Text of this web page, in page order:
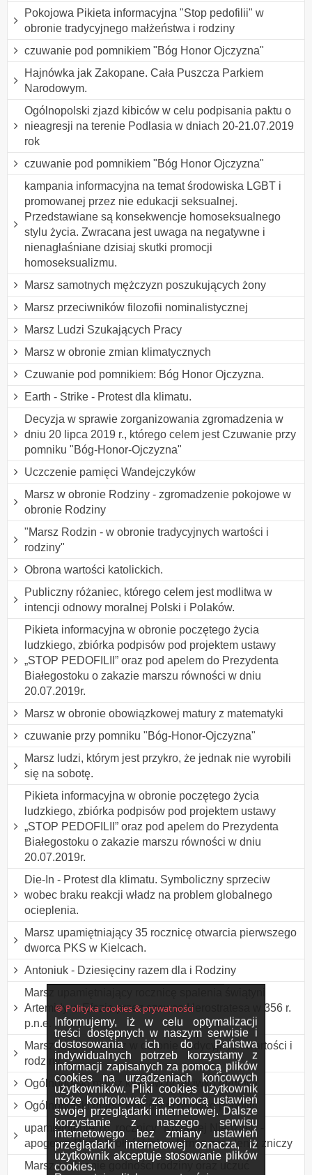
🍪 Polityka cookies & prywatności
Informujemy, iż w celu optymalizacji
treści dostępnych w naszym serwisie i
dostosowania ich do Państwa
indywidualnych potrzeb korzystamy z
informacji zapisanych za pomocą plików
cookies na urządzeniach końcowych
użytkowników. Pliki cookies użytkownik
może kontrolować za pomocą ustawień
swojej przeglądarki internetowej. Dalsze
korzystanie z naszego serwisu
internetowego bez zmiany ustawień
przeglądarki internetowej oznacza, iż
użytkownik akceptuje stosowanie plików
cookies.
Pokojowa Pikieta informacyjna "Stop pedofilii" w
obronie tradycyjnego małżeństwa i rodziny
czuwanie pod pomnikiem "Bóg Honor Ojczyzna"
Hajnówka jak Zakopane. Cała Puszcza Parkiem
Narodowym.
Ogólnopolski zjazd kibiców w celu podpisania paktu o
nieagresji na terenie Podlasia w dniach 20-21.07.2019
rok
czuwanie pod pomnikiem "Bóg Honor Ojczyzna"
kampania informacyjna na temat środowiska LGBT i
promowanej przez nie edukacji seksualnej.
Przedstawiane są konsekwencje homoseksualnego
stylu życia. Zwracana jest uwaga na negatywne i
nienagłaśniane dzisiaj skutki promocji
homoseksualizmu.
Marsz samotnych mężczyzn poszukujących żony
Marsz przeciwników filozofii nominalistycznej
Marsz Ludzi Szukających Pracy
Marsz w obronie zmian klimatycznych
Czuwanie pod pomnikiem: Bóg Honor Ojczyzna.
Earth - Strike - Protest dla klimatu.
Decyzja w sprawie zorganizowania zgromadzenia w
dniu 20 lipca 2019 r., którego celem jest Czuwanie przy
pomniku "Bóg-Honor-Ojczyzna"
Uczczenie pamięci Wandejczyków
Marsz w obronie Rodziny - zgromadzenie pokojowe w
obronie Rodziny
"Marsz Rodzin - w obronie tradycyjnych wartości i
rodziny"
Obrona wartości katolickich.
Publiczny różaniec, którego celem jest modlitwa w
intencji odnowy moralnej Polski i Polaków.
Pikieta informacyjna w obronie poczętego życia
ludzkiego, zbiórka podpisów pod projektem ustawy
„STOP PEDOFILII” oraz pod apelem do Prezydenta
Białegostoku o zakazie marszu równości w dniu
20.07.2019r.
Marsz w obronie obowiązkowej matury z matematyki
czuwanie przy pomniku "Bóg-Honor-Ojczyzna"
Marsz ludzi, którym jest przykro, że jednak nie wyrobili
się na sobotę.
Pikieta informacyjna w obronie poczętego życia
ludzkiego, zbiórka podpisów pod projektem ustawy
„STOP PEDOFILII” oraz pod apelem do Prezydenta
Białegostoku o zakazie marszu równości w dniu
20.07.2019r.
Die-In - Protest dla klimatu. Symboliczny sprzeciw
wobec braku reakcji władz na problem globalnego
ocieplenia.
Marsz upamiętniający 35 rocznicę otwarcia pierwszego
dworca PKS w Kielcach.
Antoniuk - Dziesięciny razem dla i Rodziny
Marsz upamiętniający rocznicę spalenia świątyni
Artemidy w Efezie przez szewca Herostratesa w 356 r.
p.n.e.
Marsz rodzin - marsz w obronie tradycyjnych wartości i
rodziny
Ogólnopolski marsz kibiców przeciwko pedofilii
Ogólnopolski marsz kibiców przeciwko pedofilii
upamiętnienie 76. rocznicy "Krwawej Niedzieli" -
apogeum Rzezi Wołyńskiej, w formie zapalenia zniczy
Marsz w obronie godności rodziny oraz uczuć